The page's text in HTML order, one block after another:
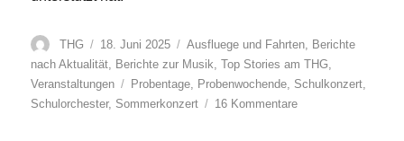
Autor
THG
Veröffentlicht
am
18. Juni 2025 Kategorien
Ausfluege und Fahrten, Berichte
nach Aktualität, Berichte zur Musik,Top Stories am THG,
Veranstaltungen
Schlagwörter
Probentage, Probenwochende, Schulkonzert,
Schulorchester, Sommerkonzert 16 Kommentarezu